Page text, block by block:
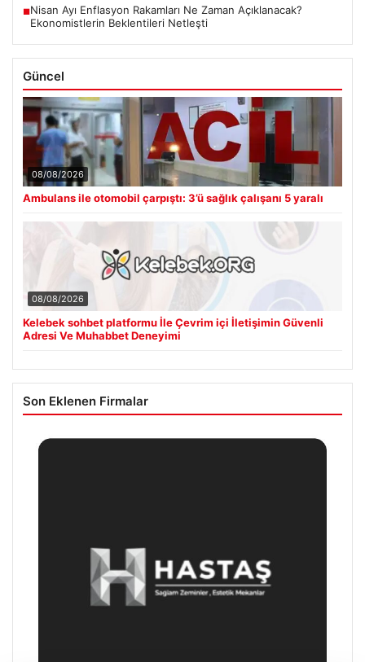
■Nisan Ayı Enflasyon Rakamları Ne Zaman Açıklanacak?
Ekonomistlerin Beklentileri Netleşti
Güncel
08/08/2026
Ambulans ile otomobil çarpıştı: 3’ü sağlık çalışanı 5 yaralı
08/08/2026
Kelebek sohbet platformu İle Çevrim içi İletişimin Güvenli
Adresi Ve Muhabbet Deneyimi
Son Eklenen Firmalar